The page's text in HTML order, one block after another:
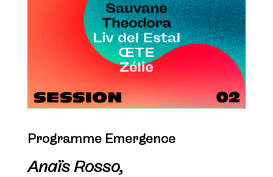
Programme Emergence
Anaïs Rosso,